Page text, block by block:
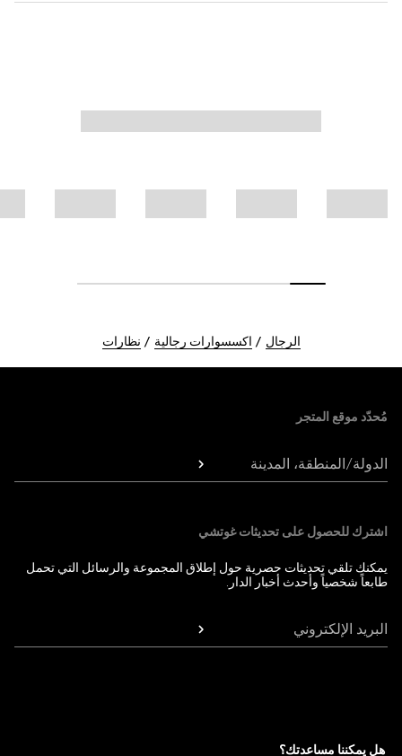
الرجال اكسسوارات رجالية نظارات
مُحدّد موقع المتجر
الدولة/المنطقة، المدينة
اشترك للحصول على تحديثات غوتشي
يمكنك تلقي تحديثات حصرية حول إطلاق المجموعة والرسائل التي تحمل
طابعاً شخصياً وأحدث أخبار الدار.
البريد الإلكتروني
هل يمكننا مساعدتك؟